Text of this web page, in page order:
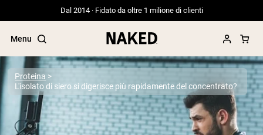
Dal 2014 · Fidato da oltre 1 milione di clienti
Menu
Termini di ricerca popolari
Proteina
L'isolato di siero si digerisce più rapidamente del concentrato?